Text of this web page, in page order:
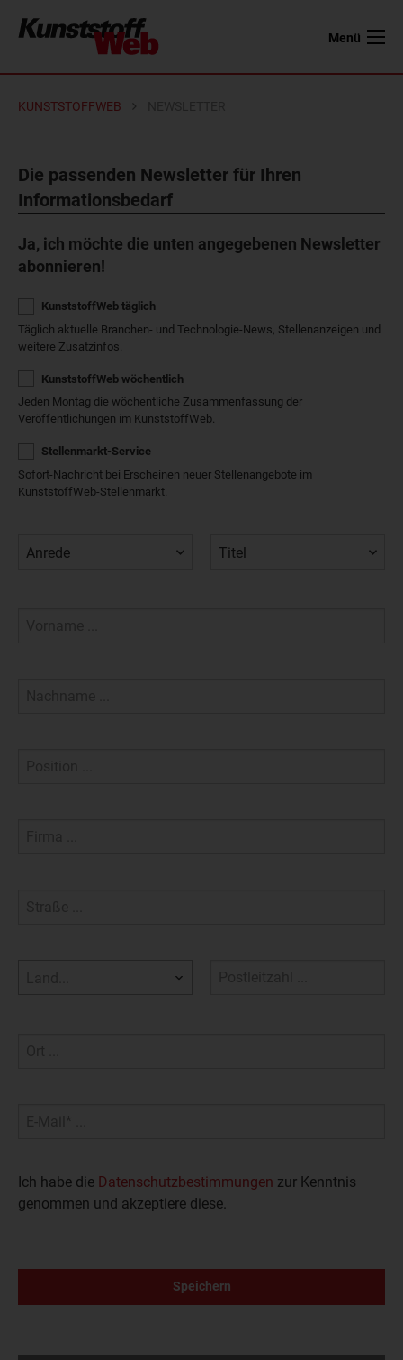
Menü
KUNSTSTOFFWEB
Die passenden Newsletter für Ihren
Informationsbedarf
Ja, ich möchte die unten angegebenen Newsletter
abonnieren!
KunststoffWeb täglich
Täglich aktuelle Branchen- und Technologie-News, Stellenanzeigen und
weitere Zusatzinfos.
KunststoffWeb wöchentlich
Jeden Montag die wöchentliche Zusammenfassung der
Veröffentlichungen im KunststoffWeb.
Stellenmarkt-Service
Sofort-Nachricht bei Erscheinen neuer Stellenangebote im
KunststoffWeb-Stellenmarkt.
Ich habe die Datenschutzbestimmungen zur Kenntnis
genommen und akzeptiere diese.
Speichern